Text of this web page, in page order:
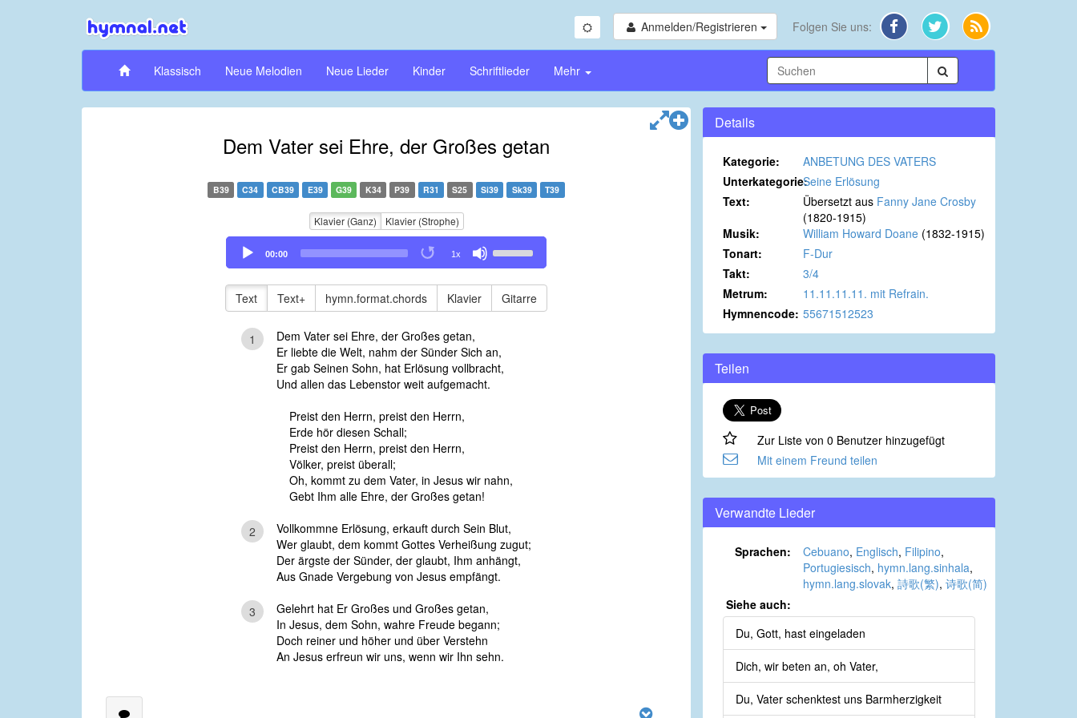
Anmelden/Registrieren Folgen Sie uns:
Klassisch Neue Melodien Neue Lieder Kinder Schriftlieder Mehr
Dem Vater sei Ehre, der Großes getan
B39 C34 CB39 E39 G39 K34 P39 R31 S25 Si39 Sk39 T39
Klavier (Ganz) Klavier (Strophe)
Audio
Player
00:00 1x
Up/Down
keys
to
decrease
volume.
Text Text+ hymn.format.chords Klavier Gitarre
1
Dem Vater sei Ehre, der Großes getan,
Er liebte die Welt, nahm der Sünder Sich an,
Er gab Seinen Sohn, hat Erlösung vollbracht,
Und allen das Lebenstor weit aufgemacht.
Preist den Herrn, preist den Herrn,
Erde hör diesen Schall;
Preist den Herrn, preist den Herrn,
Völker, preist überall;
Oh, kommt zu dem Vater, in Jesus wir nahn,
Gebt Ihm alle Ehre, der Großes getan!
2
Vollkommne Erlösung, erkauft durch Sein Blut,
Wer glaubt, dem kommt Gottes Verheißung zugut;
Der ärgste der Sünder, der glaubt, Ihm anhängt,
Aus Gnade Vergebung von Jesus empfängt.
3
Gelehrt hat Er Großes und Großes getan,
In Jesus, dem Sohn, wahre Freude begann;
Doch reiner und höher und über Verstehn
An Jesus erfreun wir uns, wenn wir Ihn sehn.
Details
Kategorie:
ANBETUNG DES VATERS
Unterkategorie:Seine Erlösung
Text:
Übersetzt aus Fanny Jane Crosby
(1820-1915)
Musik:
William Howard Doane (1832-1915)
Tonart:
F-Dur
Takt:
3/4
Metrum:
11.11.11.11. mit Refrain.
Hymnencode: 55671512523
Teilen
Zur Liste von 0 Benutzer hinzugefügt
Mit einem Freund teilen
Verwandte Lieder
Sprachen: Cebuano, Englisch, Filipino,
Portugiesisch, hymn.lang.sinhala,
hymn.lang.slovak, 詩歌(繁), 诗歌(简)
Siehe auch:
Du, Gott, hast eingeladen
Dich, wir beten an, oh Vater,
Du, Vater schenktest uns Barmherzigkeit